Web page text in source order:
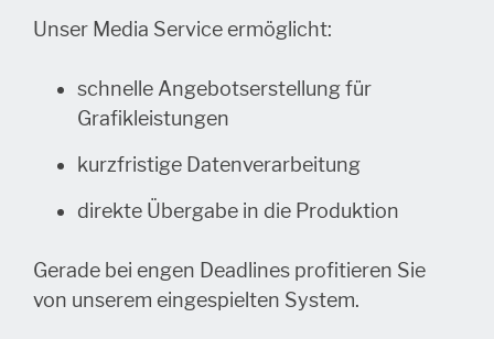
Unser Media Service ermöglicht:
schnelle Angebotserstellung für
Grafikleistungen
kurzfristige Datenverarbeitung
direkte Übergabe in die Produktion
Gerade bei engen Deadlines profitieren Sie
von unserem eingespielten System.